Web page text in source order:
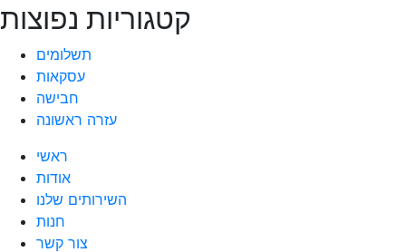
קטגוריות נפוצות
תשלומים
עסקאות
חבישה
עזרה ראשונה
ראשי
אודות
השירותים שלנו
חנות
צור קשר